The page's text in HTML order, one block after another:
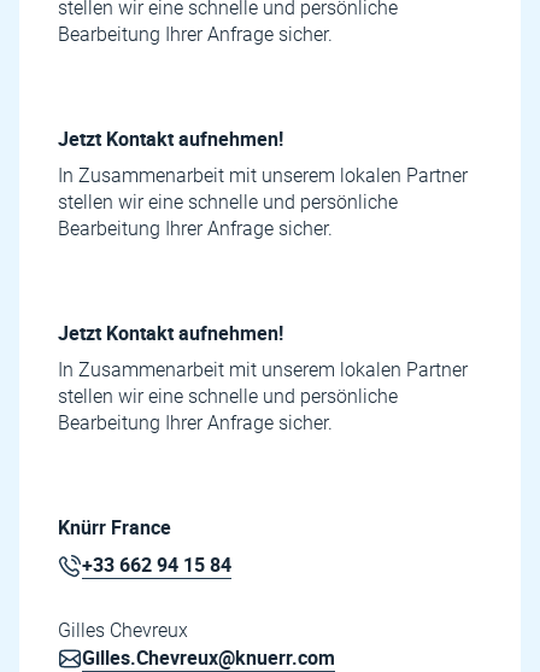
stellen wir eine schnelle und persönliche
Bearbeitung Ihrer Anfrage sicher.
Jetzt Kontakt aufnehmen!
In Zusammenarbeit mit unserem lokalen Partner
stellen wir eine schnelle und persönliche
Bearbeitung Ihrer Anfrage sicher.
Jetzt Kontakt aufnehmen!
In Zusammenarbeit mit unserem lokalen Partner
stellen wir eine schnelle und persönliche
Bearbeitung Ihrer Anfrage sicher.
Knürr France
+33 662 94 15 84
Gilles Chevreux
Gilles.Chevreux@knuerr.com